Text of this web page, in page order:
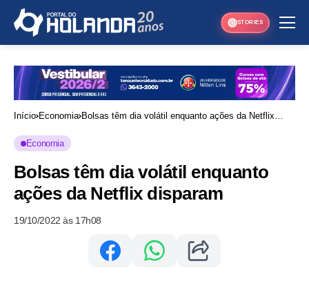
STORIES
Início Economia Bolsas têm dia volátil enquanto ações da Netflix
Economia
Bolsas têm dia volátil enquanto
ações da Netflix disparam
19/10/2022 às 17h08